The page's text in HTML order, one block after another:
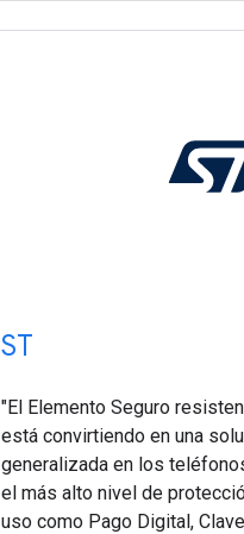
ST
"El Elemento Seguro
está convirtiendo en una
generalizada en los
el más alto nivel de
uso como Pago Digital,